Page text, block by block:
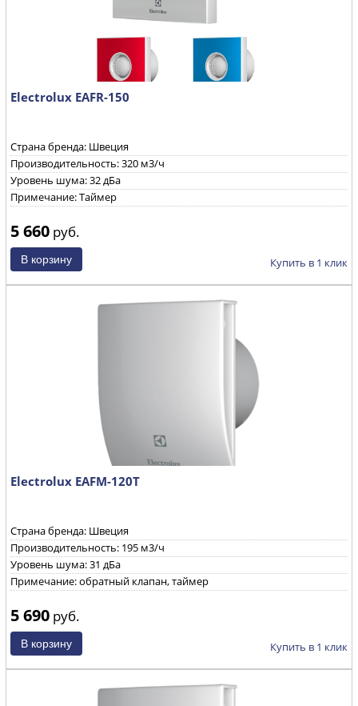
Electrolux EAFR-150
Страна бренда: Швеция
Производительность: 320 м3/ч
Уровень шума: 32 дБа
Примечание: Таймер
5 660 руб.
Купить в 1 клик
Electrolux EAFM-120T
Страна бренда: Швеция
Производительность: 195 м3/ч
Уровень шума: 31 дБа
Примечание: обратный клапан, таймер
5 690 руб.
Купить в 1 клик